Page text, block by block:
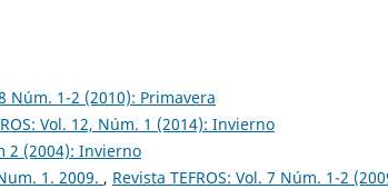
Núm. 1-2 (2010): Primavera
Vol. 12, Núm. 1 (2014): Invierno
2 (2004): Invierno
1. 2009. , Revista TEFROS: Vol. 7 Núm. 1-2